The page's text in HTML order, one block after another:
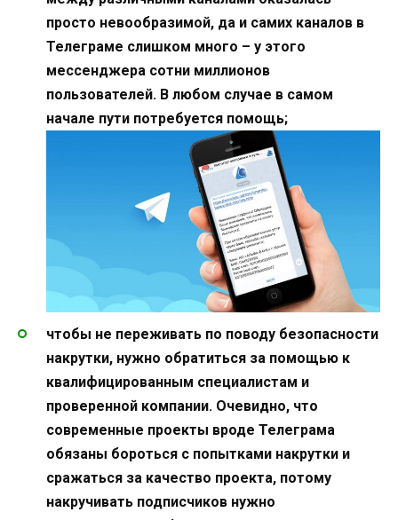
просто невообразимой, да и самих каналов в
Телеграме слишком много – у этого
мессенджера сотни миллионов
пользователей. В любом случае в самом
начале пути потребуется помощь;
чтобы не переживать по поводу безопасности
накрутки, нужно обратиться за помощью к
квалифицированным специалистам и
проверенной компании. Очевидно, что
современные проекты вроде Телеграма
обязаны бороться с попытками накрутки и
сражаться за качество проекта, потому
накручивать подписчиков нужно